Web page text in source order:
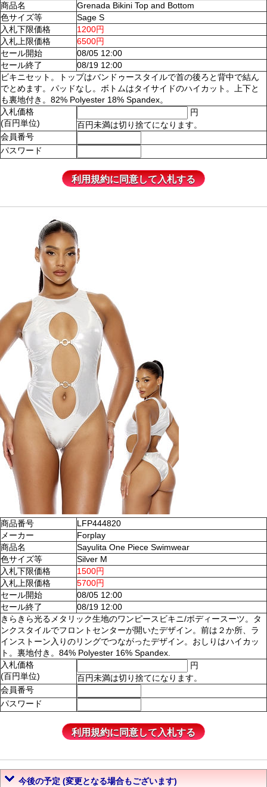
商品名
Grenada Bikini Top and Bottom
色サイズ等
Sage S
入札下限価格
1200円
入札上限価格
6500円
セール開始
08/05 12:00
セール終了
08/19 12:00
ビキニセット。トップはバンドゥースタイルで首の後ろと背中で結ん
でとめます。パッドなし。ボトムはタイサイドのハイカット。上下と
も裏地付き。82% Polyester 18% Spandex。
入札価格
(百円単位)
円
百円未満は切り捨てになります。
会員番号
パスワード
商品番号
LFP444820
メーカー
Forplay
商品名
Sayulita One Piece Swimwear
色サイズ等
Silver M
入札下限価格
1500円
入札上限価格
5700円
セール開始
08/05 12:00
セール終了
08/19 12:00
きらきら光るメタリック生地のワンピースビキニ/ボディースーツ。タ
ンクスタイルでフロントセンターが開いたデザイン。前は２か所、ラ
インストーン入りのリングでつながったデザイン。おしりはハイカッ
ト。裏地付き。84% Polyester 16% Spandex.
入札価格
(百円単位)
円
百円未満は切り捨てになります。
会員番号
パスワード
今後の予定 (変更となる場合もございます)